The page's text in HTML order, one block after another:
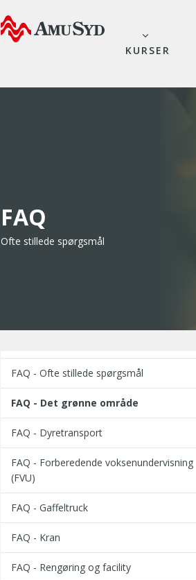
KURSER
FAQ
Ofte stillede spørgsmål
FAQ - Ofte stillede spørgsmål
FAQ - Det grønne område
FAQ - Dyretransport
FAQ - Forberedende voksenundervisning
(FVU)
FAQ - Gaffeltruck
FAQ - Kran
FAQ - Rengøring og facility